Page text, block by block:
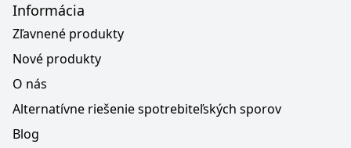
Informácia
Zľavnené produkty
Nové produkty
O nás
Alternatívne riešenie spotrebiteľských sporov
Blog